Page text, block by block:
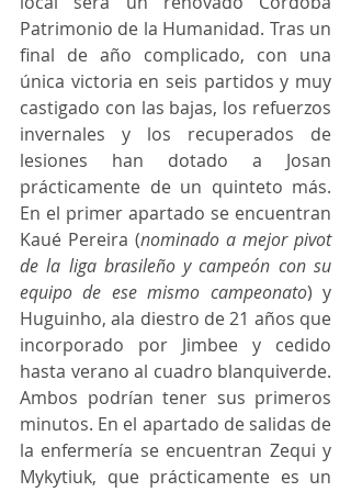
Patrimonio de la Humanidad. Tras un
final de año complicado, con una
única victoria en seis partidos y muy
castigado con las bajas, los refuerzos
invernales y los recuperados de
lesiones han dotado a Josan
prácticamente de un quinteto más.
En el primer apartado se encuentran
Kaué Pereira (nominado a mejor pivot
de la liga brasileño y campeón con su
equipo de ese mismo campeonato) y
Huguinho, ala diestro de 21 años que
incorporado por Jimbee y cedido
hasta verano al cuadro blanquiverde.
Ambos podrían tener sus primeros
minutos. En el apartado de salidas de
la enfermería se encuentran Zequi y
Mykytiuk, que prácticamente es un